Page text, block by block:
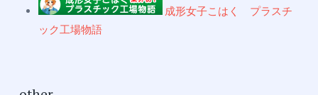
成形女子こはく プラスチ
ック工場物語